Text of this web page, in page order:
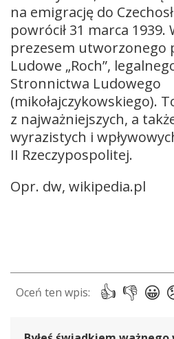
na emigrację do
powrócił 31 marca 1939.
prezesem utworzonego
Ludowe „Roch”,
Stronnictwa Ludowego
(mikołajczykowskiego).
z najważniejszych, a
wyrazistych i
II Rzeczypospolitej.
Opr. dw, wikipedia.pl